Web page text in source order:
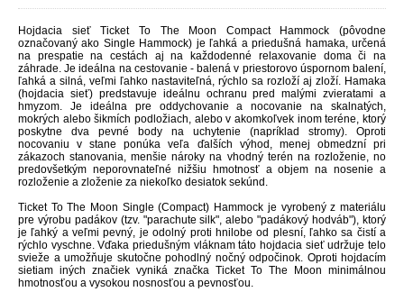
Hojdacia sieť Ticket To The Moon Compact Hammock (pôvodne
označovaný ako Single Hammock) je ľahká a priedušná hamaka, určená
na prespatie na cestách aj na každodenné relaxovanie doma či na
záhrade. Je ideálna na cestovanie - balená v priestorovo úspornom balení,
ľahká a silná, veľmi ľahko nastaviteľná, rýchlo sa rozloží aj zloží. Hamaka
(hojdacia sieť) predstavuje ideálnu ochranu pred
malými zvieratami a
hmyzom. Je ideálna pre oddychovanie a nocovanie na skalnatých,
mokrých alebo šikmích podložiach, alebo v akomkoľvek inom teréne, ktorý
poskytne dva pevné body na uchytenie (napríklad stromy). Oproti
nocovaniu v stane ponúka veľa ďalších výhod, menej obmedzní pri
zákazoch stanovania, menšie nároky na vhodný terén na rozloženie, no
predovšetkým neporovnateľné nižšiu hmotnosť a objem na nosenie a
rozloženie a zloženie za niekoľko desiatok sekúnd.
Ticket To The Moon Single (Compact) Hammock je vyrobený z materiálu
pre výrobu padákov (tzv. "parachute silk", alebo "padákový hodváb"), ktorý
je ľahký a veľmi pevný, je odolný proti hnilobe od plesní, ľahko sa čistí a
rýchlo vyschne.Vďakapriedušným vláknam táto hojdacia sieť udržuje telo
svieže a umožňuje skutočne pohodlný nočný odpočinok. Oproti hojdacím
sietiam iných značiek vyniká značka Ticket To The Moon minimálnou
hmotnosťou a vysokou nosnosťou a pevnosťou.